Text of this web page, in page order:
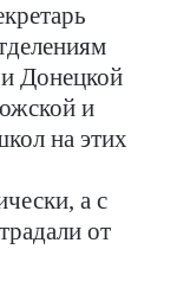
Донецкой
и
на этих
а с
от